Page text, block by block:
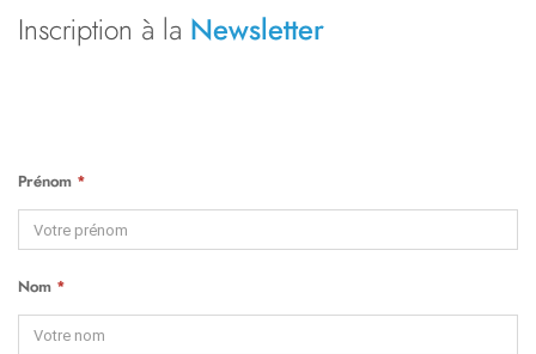
Inscription à la Newsletter
Prénom *
Nom *